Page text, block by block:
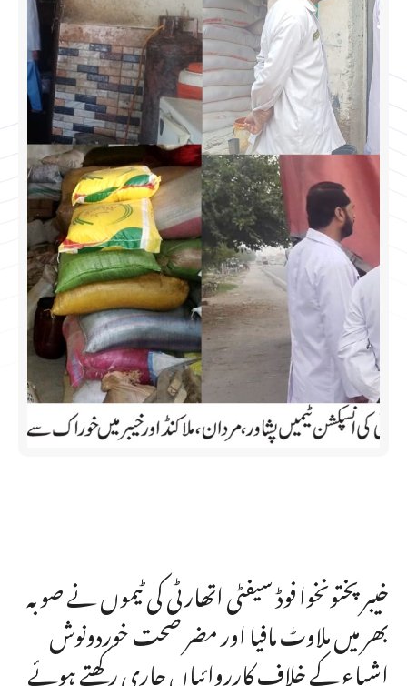
خیبر پختونخوا فوڈ سیفٹی اتھارٹی کی ٹیموں نے صوبہ
بھر میں ملاوٹ مافیا اور مضر صحت خوردونوش
اشیاء کے خلاف کارروائیاں جاری رکھتے ہوئے